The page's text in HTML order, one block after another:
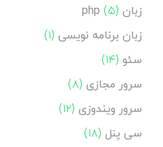
زبان php (۵)
زبان برنامه نویسی (۱)
سئو (۱۴)
سرور مجازی (۸)
سرور ویندوزی (۱۲)
سی پنل (۱۸)